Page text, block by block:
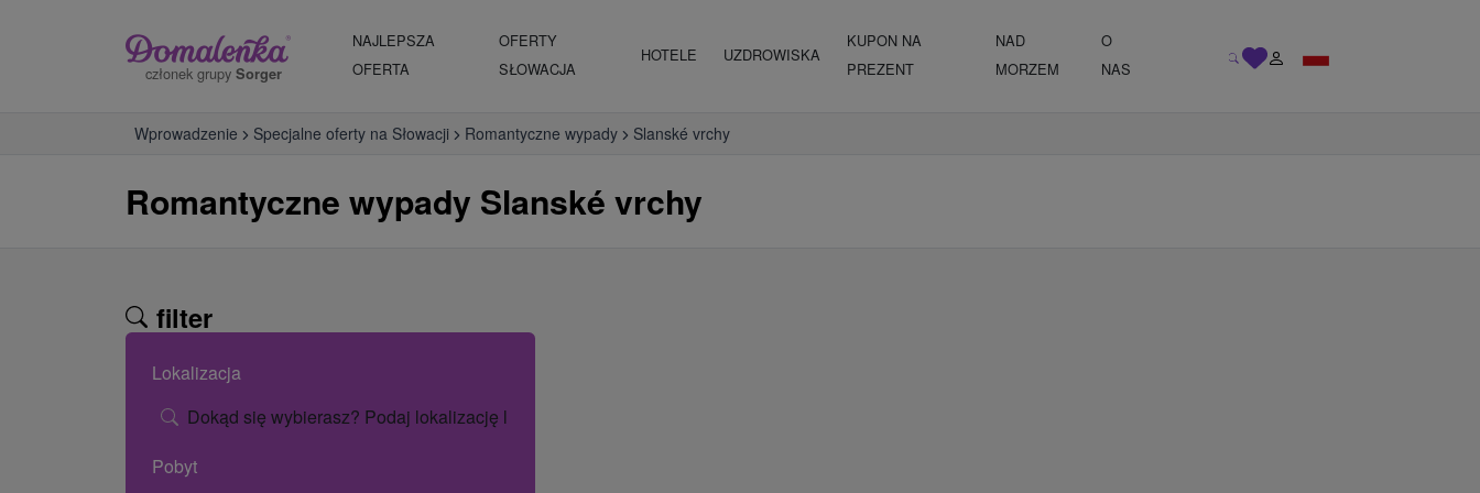
członek grupy Sorger
NAJLEPSZA
OFERTA
OFERTY
SŁOWACJA
HOTELE UZDROWISKA
KUPON NA
PREZENT
NAD
MORZEM
O
NAS
Wprowadzenie Specjalne oferty na Słowacji Romantyczne wypady Slanské vrchy
Romantyczne wypady Slanské vrchy
filter
Lokalizacja
Dokąd się wybierasz? Podaj lokalizację lub nazwę hotelu.
Pobyt